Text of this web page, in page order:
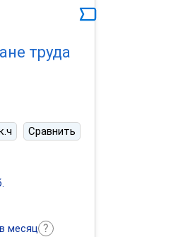
труда
Сравнить
месяц